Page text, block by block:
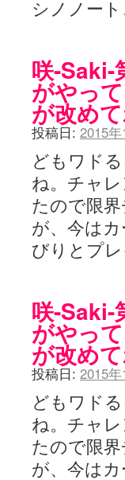
シノノー
咲-Saki-
がやっ
が改め
投稿日: 2015
どもワド
ね。チャ
たので限
が、今は
びりとプ
咲-Saki-
がやっ
が改め
投稿日: 2015
どもワド
ね。チャ
たので限
が、今は